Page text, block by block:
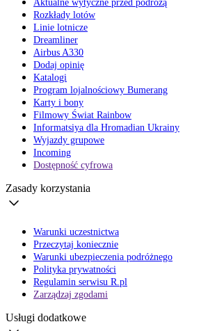
Aktualne wytyczne przed podróżą
Rozkłady lotów
Linie lotnicze
Dreamliner
Airbus A330
Dodaj opinię
Katalogi
Program lojalnościowy Bumerang
Karty i bony
Filmowy Świat Rainbow
Informatsiya dla Hromadian Ukrainy
Wyjazdy grupowe
Incoming
Dostępność cyfrowa
Zasady korzystania
Warunki uczestnictwa
Przeczytaj koniecznie
Warunki ubezpieczenia podróżnego
Polityka prywatności
Regulamin serwisu R.pl
Zarządzaj zgodami
Usługi dodatkowe